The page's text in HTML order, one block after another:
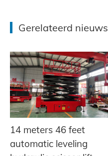
Gerelateerd nieuws
14 meters 46 feet
automatic leveling